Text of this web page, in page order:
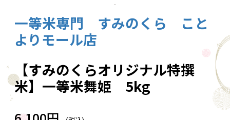
1
一等米専門 すみのくら こと
よりモール店
【すみのくらオリジナル特撰
米】一等米舞姫 5kg